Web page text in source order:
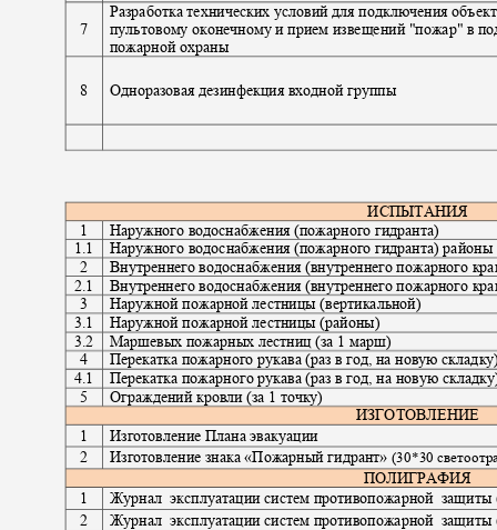
Разработка технических условий для подключения
пультовому оконечному и прием извещений "пожар" в
пожарной охраны
7
8 Одноразовая дезинфекция входной группы
ИСПЫТАНИЯ
Наружного водоснабжения (пожарного гидранта)
1.1 Наружного водоснабжения (пожарного гидранта)
Внутреннего водоснабжения (внутреннего пожарного
2.1 Внутреннего водоснабжения (внутреннего пожарного
Наружной пожарной лестницы (вертикальной)
1
2
3
3.1 Наружной пожарной лестницы (районы)
3.2 Маршевых пожарных лестниц (за 1 марш)
4
Перекатка пожарного рукава (раз в год, на новую
4.1 Перекатка пожарного рукава (раз в год, на новую
5
Ограждений кровли (за 1 точку)
Изготовление Плана эвакуации
ИЗГОТОВЛЕНИЕ
1
2
Изготовление знака «Пожарный гидрант» (30*30
ПОЛИГРАФИЯ
1
2
Журнал эксплуатации систем противопожарной защиты
Журнал эксплуатации систем противопожарной защиты